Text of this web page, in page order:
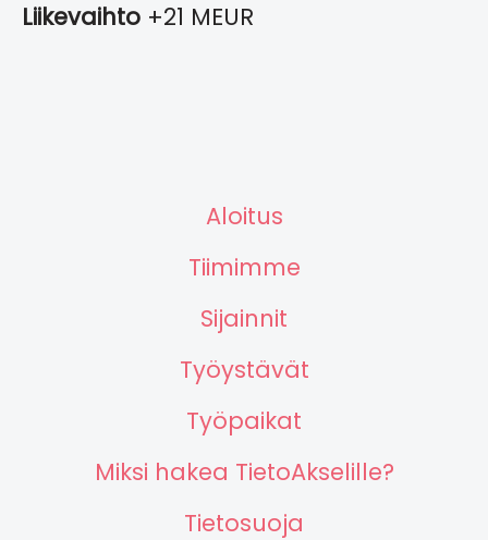
Liikevaihto +21 MEUR
Aloitus
Tiimimme
Sijainnit
Työystävät
Työpaikat
Miksi hakea TietoAkselille?
Tietosuoja